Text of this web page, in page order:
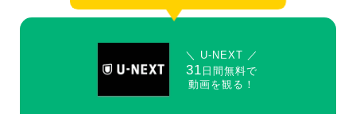
＼ U-NEXT ／
31 日間無料で
動画を観る！